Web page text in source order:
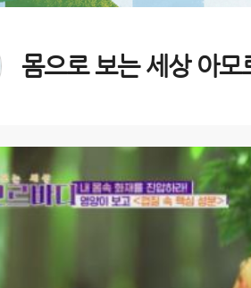
몸으로 보는 세상 아모